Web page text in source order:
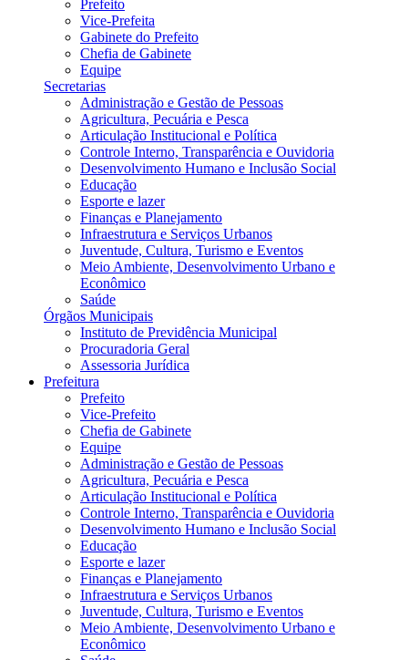
Prefeito
Vice-Prefeita
Gabinete do Prefeito
Chefia de Gabinete
Equipe
Secretarias
Administração e Gestão de Pessoas
Agricultura, Pecuária e Pesca
Articulação Institucional e Política
Controle Interno, Transparência e Ouvidoria
Desenvolvimento Humano e Inclusão Social
Educação
Esporte e lazer
Finanças e Planejamento
Infraestrutura e Serviços Urbanos
Juventude, Cultura, Turismo e Eventos
Meio Ambiente, Desenvolvimento Urbano e
Econômico
Saúde
Órgãos Municipais
Instituto de Previdência Municipal
Procuradoria Geral
Assessoria Jurídica
Prefeitura
Prefeito
Vice-Prefeito
Chefia de Gabinete
Equipe
Administração e Gestão de Pessoas
Agricultura, Pecuária e Pesca
Articulação Institucional e Política
Controle Interno, Transparência e Ouvidoria
Desenvolvimento Humano e Inclusão Social
Educação
Esporte e lazer
Finanças e Planejamento
Infraestrutura e Serviços Urbanos
Juventude, Cultura, Turismo e Eventos
Meio Ambiente, Desenvolvimento Urbano e
Econômico